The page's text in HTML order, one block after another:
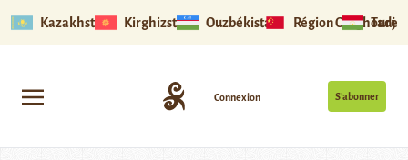
Kazakhstan Kirghizstan Ouzbékistan Région Ouïghoure
S’abonner
Connexion